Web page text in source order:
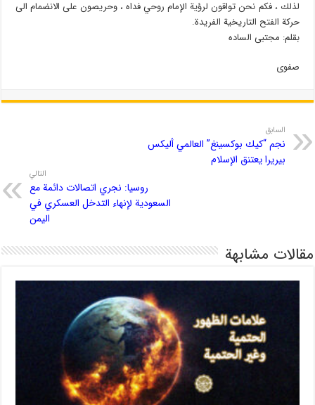
لذلك ، فكم نحن تواقون لرؤية الإمام روحي فداه ، وحريصون على الانضمام الى
حركة الفتح التاريخية الفريدة.
بقلم: مجتبى الساده
صفوى
السابق
نجم “كيك بوكسينغ” العالمي أليكس
بيريرا يعتنق الإسلام
التالي
روسيا: نجري اتصالات دائمة مع
السعودية لإنهاء التدخل العسكري في
اليمن
مقالات مشابهة